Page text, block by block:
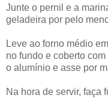
Junte o pernil e a
geladeira por pelo
Leve ao forno médio
no fundo e coberto
o alumínio e asse por
Na hora de servir, faça